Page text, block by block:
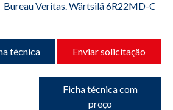
Bureau Veritas. Wärtsilä 6R22MD-C
técnica Enviar solicitação
Ficha técnica com
preço